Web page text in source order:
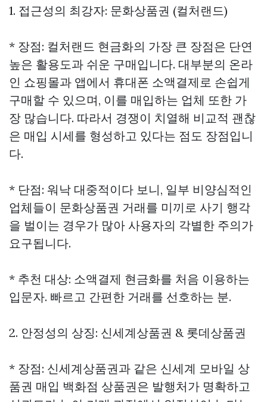
1. 접근성의 최강자: 문화상품권 (컬처랜드)
* 장점: 컬처랜드 현금화의 가장 큰 장점은 단연
높은 활용도과 쉬운 구매입니다. 대부분의 온라
인 쇼핑몰과 앱에서 휴대폰 소액결제로 손쉽게
구매할 수 있으며, 이를 매입하는 업체 또한 가
장 많습니다. 따라서 경쟁이 치열해 비교적 괜찮
은 매입 시세를 형성하고 있다는 점도 장점입니
다.
* 단점: 워낙 대중적이다 보니, 일부 비양심적인
업체들이 문화상품권 거래를 미끼로 사기 행각
을 벌이는 경우가 많아 사용자의 각별한 주의가
요구됩니다.
* 추천 대상: 소액결제 현금화를 처음 이용하는
입문자. 빠르고 간편한 거래를 선호하는 분.
2. 안정성의 상징: 신세계상품권 & 롯데상품권
* 장점: 신세계상품권과 같은 신세계 모바일 상
품권 매입 백화점 상품권은 발행처가 명확하고